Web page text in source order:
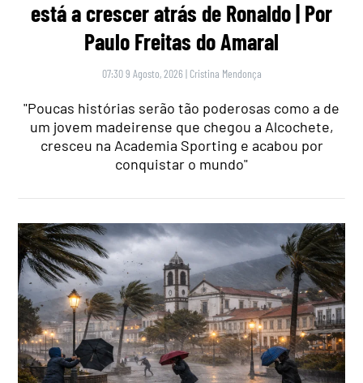
está a crescer atrás de Ronaldo | Por
Paulo Freitas do Amaral
07:30 9 Agosto, 2026 | Cristina Mendonça
"Poucas histórias serão tão poderosas como a de
um jovem madeirense que chegou a Alcochete,
cresceu na Academia Sporting e acabou por
conquistar o mundo"